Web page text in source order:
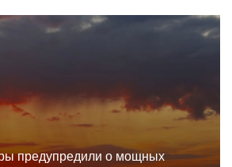
предупредили о мощных